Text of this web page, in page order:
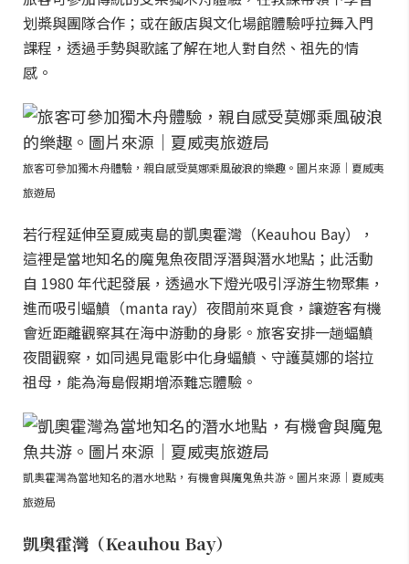
划槳與團隊合作；或在飯店與文化場館體驗呼拉舞入門
課程，透過手勢與歌謠了解在地人對自然、祖先的情
感。
旅客可參加獨木舟體驗，親自感受莫娜乘風破浪的樂趣。圖片來源｜夏威夷
旅遊局
若行程延伸至夏威夷島的凱奧霍灣（Keauhou Bay），
這裡是當地知名的魔鬼魚夜間浮潛與潛水地點；此活動
自 1980 年代起發展，透過水下燈光吸引浮游生物聚集，
進而吸引蝠鱝（manta ray）夜間前來覓食，讓遊客有機
會近距離觀察其在海中游動的身影。旅客安排一趟蝠鱝
夜間觀察，如同遇見電影中化身蝠鱝、守護莫娜的塔拉
祖母，能為海島假期增添難忘體驗。
凱奧霍灣為當地知名的潛水地點，有機會與魔鬼魚共游。圖片來源｜夏威夷
旅遊局
凱奧霍灣（Keauhou Bay）